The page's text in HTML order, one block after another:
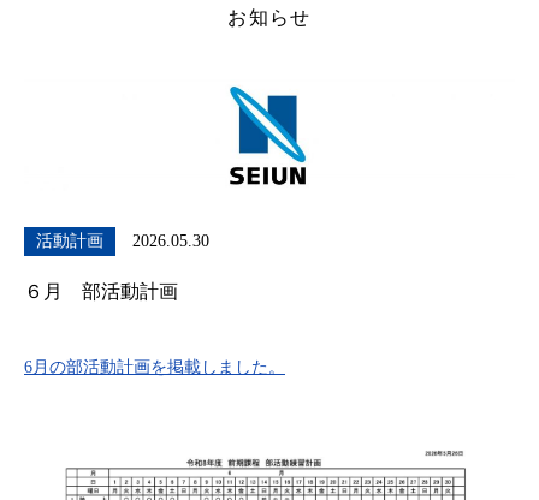
お知らせ
活動計画 2026.05.30
６月 部活動計画
6月の部活動計画を掲載しました。